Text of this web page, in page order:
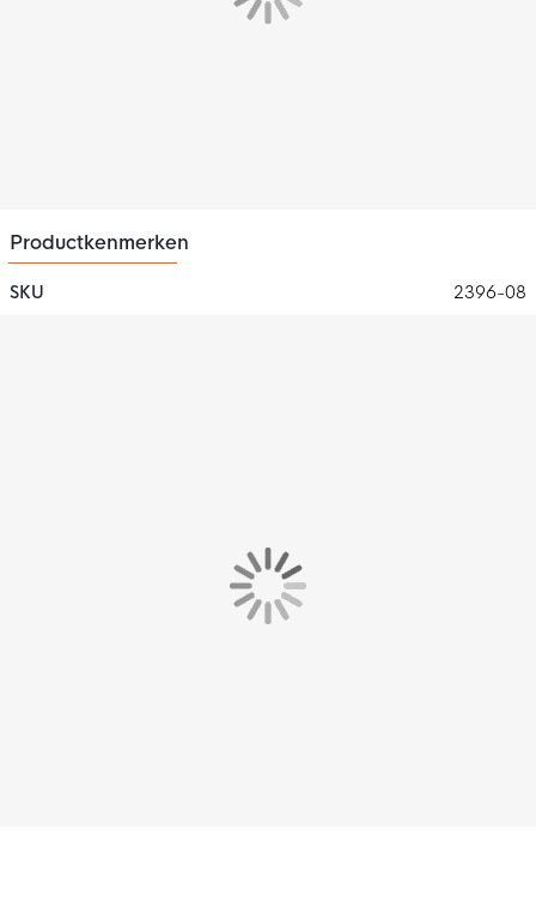
Productkenmerken
SKU 2396-08